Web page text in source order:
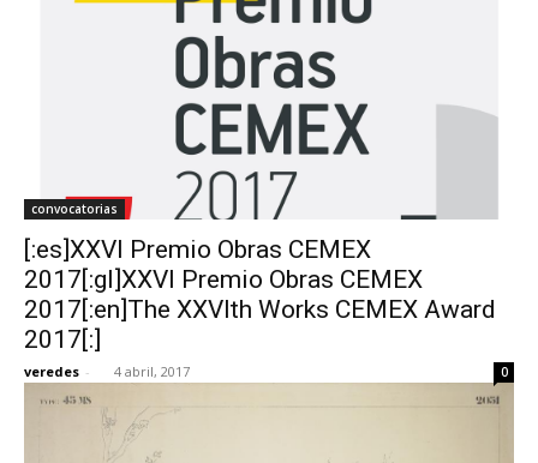
convocatorias
[:es]XXVI Premio Obras CEMEX
2017[:gl]XXVI Premio Obras CEMEX
2017[:en]The XXVIth Works CEMEX Award
2017[:]
veredes - 4 abril, 2017 0